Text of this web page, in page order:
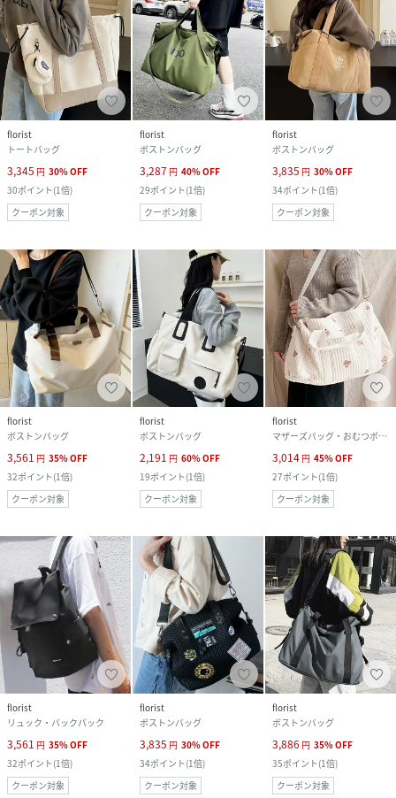
florist
トートバッグ
3,345 円 30%OFF
30ポイント(1倍)
クーポン対象
florist
ボストンバッグ
3,287 円 40%OFF
29ポイント(1倍)
クーポン対象
florist
ボストンバッグ
3,835 円 30%OFF
34ポイント(1倍)
クーポン対象
florist
ボストンバッグ
3,561 円 35%OFF
32ポイント(1倍)
クーポン対象
florist
ボストンバッグ
2,191 円 60%OFF
19ポイント(1倍)
クーポン対象
florist
マザーズバッグ・おむつポーチ
3,014 円 45%OFF
27ポイント(1倍)
クーポン対象
florist
リュック・バックパック
3,561 円 35%OFF
32ポイント(1倍)
クーポン対象
florist
ボストンバッグ
3,835 円 30%OFF
34ポイント(1倍)
クーポン対象
florist
ボストンバッグ
3,886 円 35%OFF
35ポイント(1倍)
クーポン対象